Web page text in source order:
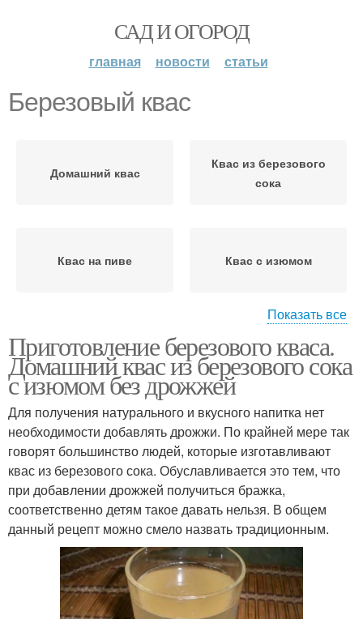
САД И ОГОРОД
главная новости статьи
Березовый квас
Домашний квас
Квас из березового
сока
Квас на пиве Квас с изюмом
Березовый сок Квас в банке
Квас на березовом
Квас с кофейными
зернами
Квас на дрожжах Квас с лимоном
Березовый рецепт Квас с ячменем
Показать все
Приготовление березового кваса.
Домашний квас из березового сока
с изюмом без дрожжей
Для получения натурального и вкусного напитка нет
необходимости добавлять дрожжи. По крайней мере так
говорят большинство людей, которые изготавливают
квас из березового сока. Обуславливается это тем, что
при добавлении дрожжей получиться бражка,
соответственно детям такое давать нельзя. В общем
данный рецепт можно смело назвать традиционным.